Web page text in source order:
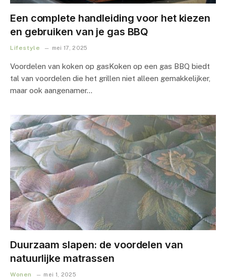
Een complete handleiding voor het kiezen
en gebruiken van je gas BBQ
Lifestyle mei 17, 2025
Voordelen van koken op gasKoken op een gas BBQ biedt
tal van voordelen die het grillen niet alleen gemakkelijker,
maar ook aangenamer…
Duurzaam slapen: de voordelen van
natuurlijke matrassen
Wonen mei 1, 2025